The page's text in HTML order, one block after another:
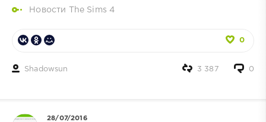
Новости The Sims 4
0
Shadowsun 0
3 387
28/07/2016